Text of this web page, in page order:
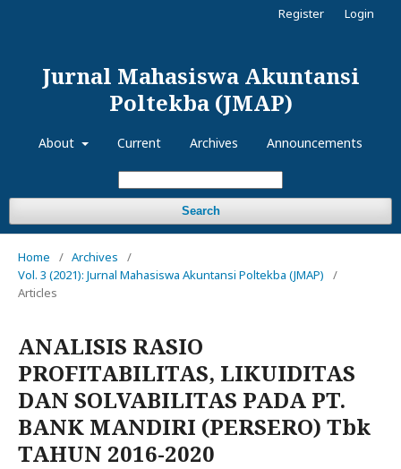
Jurnal Mahasiswa Akuntansi
Poltekba (JMAP)
About Current Archives Announcements
Search
Register Login
Home / Archives
/
Vol. 3 (2021): Jurnal Mahasiswa Akuntansi Poltekba (JMAP)
/
Articles
ANALISIS RASIO
PROFITABILITAS, LIKUIDITAS
DAN SOLVABILITAS PADA PT.
BANK MANDIRI (PERSERO) Tbk
TAHUN 2016-2020